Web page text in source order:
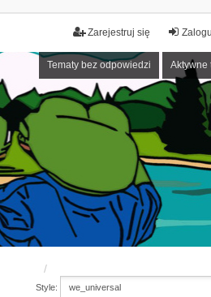
Zarejestruj się
Tematy bez odpowiedzi Aktywne
Style: